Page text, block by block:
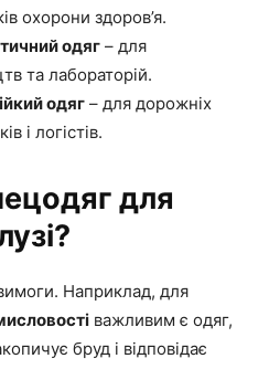
охорони здоров’я.
одяг – для
та лабораторій.
одяг – для дорожніх
і логістів.
для
Наприклад, для
важливим є одяг,
бруд і відповідає